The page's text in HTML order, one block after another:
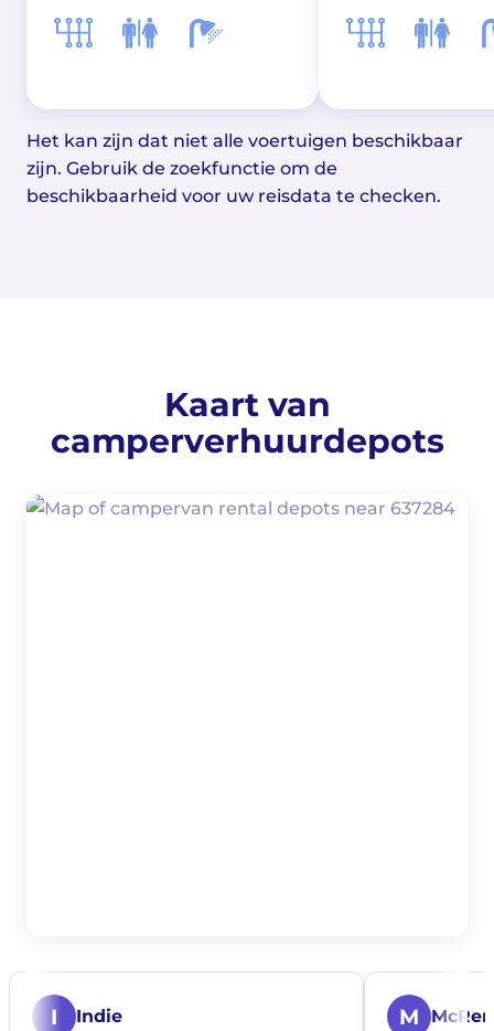
Het kan zijn dat niet alle voertuigen beschikbaar
zijn. Gebruik de zoekfunctie om de
beschikbaarheid voor uw reisdata te checken.
Kaart van
camperverhuurdepots
I Indie M